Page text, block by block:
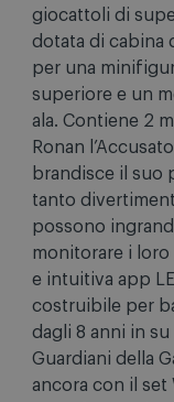
giocattoli di
dotata di cabina
per una
superiore e un
ala. Contiene 2
Ronan
brandisce il suo
tanto
possono
monitorare i
e intuitiva app
costruibile per
dagli 8 anni in
Guardiani della
ancora con il set